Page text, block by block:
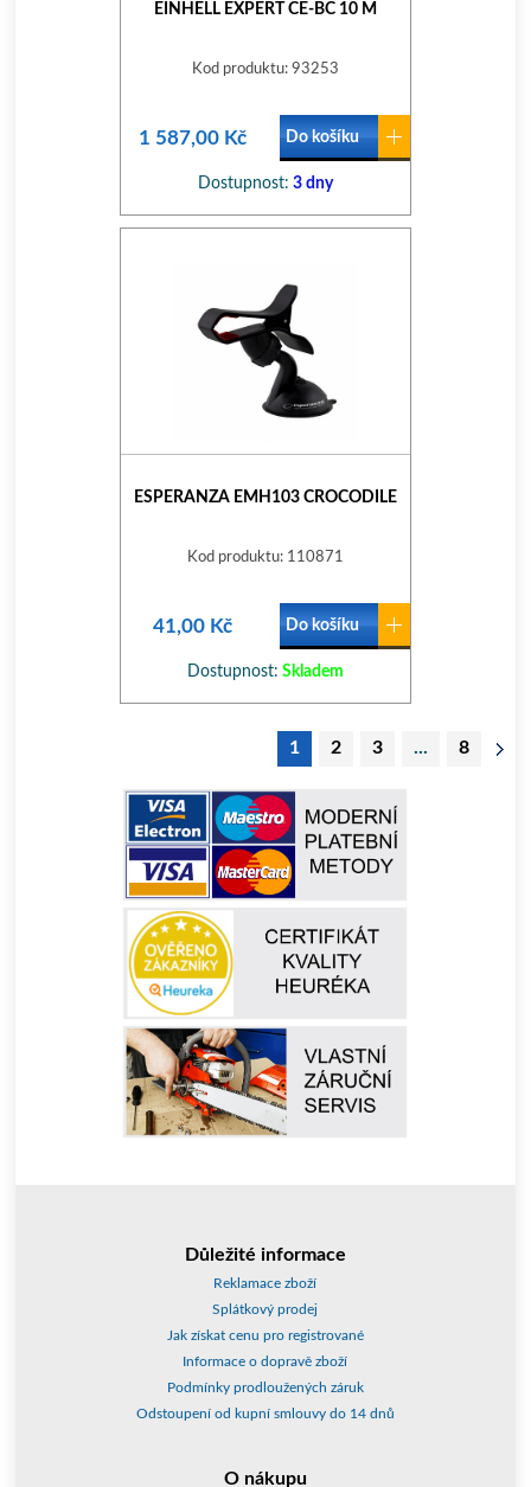
EINHELL EXPERT CE-BC 10 M
Kod produktu: 93253
1 587,00 Kč Do košíku
Dostupnost: 3 dny
ESPERANZA EMH103 CROCODILE
Kod produktu: 110871
41,00 Kč Do košíku
Dostupnost: Skladem
1 2 3 ... 8
Důležité informace
Reklamace zboží
Splátkový prodej
Jak získat cenu pro registrované
Informace o dopravě zboží
Podmínky prodloužených záruk
Odstoupení od kupní smlouvy do 14 dnů
O nákupu